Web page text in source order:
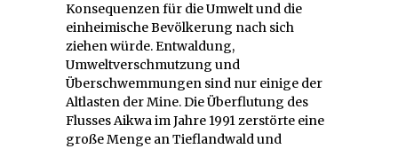
Konsequenzen für die Umwelt und die
einheimische Bevölkerung nach sich
ziehen würde. Entwaldung,
Umweltverschmutzung und
Überschwemmungen sind nur einige der
Altlasten der Mine. Die Überflutung des
Flusses Aikwa im Jahre 1991 zerstörte eine
große Menge an Tieflandwald und